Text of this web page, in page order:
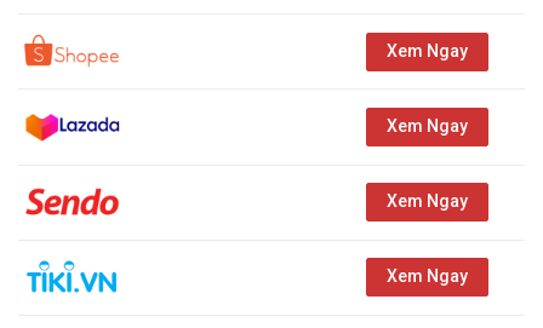
Xem Ngay
Xem Ngay
Xem Ngay
Xem Ngay